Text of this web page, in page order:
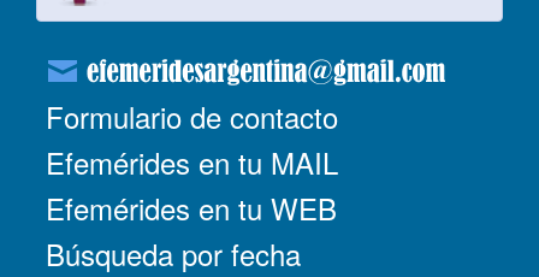
Formulario de contacto
Efemérides en tu MAIL
Efemérides en tu WEB
Búsqueda por fecha